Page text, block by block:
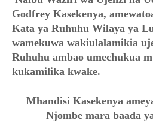
Godfrey Kasekenya,
Kata ya Ruhuhu Wilaya ya
wamekuwa wakiulalamikia
Ruhuhu ambao umechukua
kukamilika kwake.
Mhandisi Kasekenya
Njombe mara baada